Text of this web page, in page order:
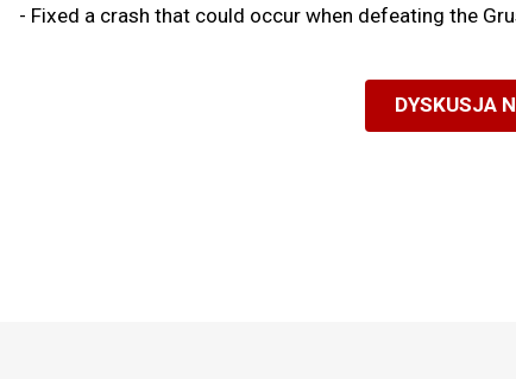
- Fixed a crash that could occur when defeating the
DYSKUSJA